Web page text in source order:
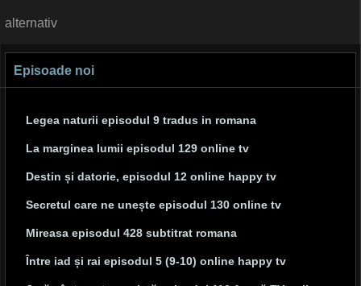
alternativ
Episoade noi
Legea naturii episodul 9 tradus in romana
La marginea lumii episodul 129 online tv
Destin și datorie, episodul 12 online happy tv
Secretul care ne unește episodul 130 online tv
Mireasa episodul 428 subtitrat romana
Între iad și rai episodul 5 (9-10) online happy tv